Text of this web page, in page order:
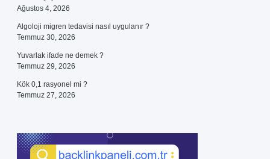
Ağustos 4, 2026
Algoloji migren tedavisi nasıl uygulanır ?
Temmuz 30, 2026
Yuvarlak ifade ne demek ?
Temmuz 29, 2026
Kök 0,1 rasyonel mi ?
Temmuz 27, 2026